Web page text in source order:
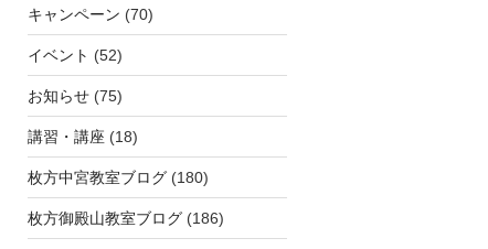
キャンペーン (70)
イベント (52)
お知らせ(75)
講習・講座 (18)
枚方中宮教室ブログ(180)
枚方御殿山教室ブログ(186)